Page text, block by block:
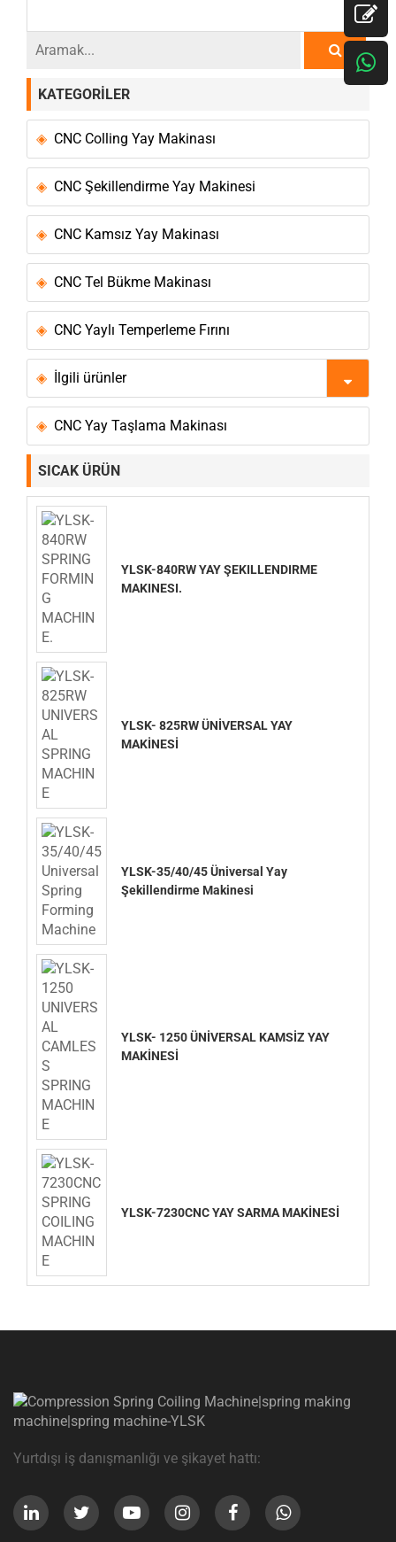
KATEGORILER
CNC Colling Yay Makinası
CNC Şekillendirme Yay Makinesi
CNC Kamsız Yay Makinası
CNC Tel Bükme Makinası
CNC Yaylı Temperleme Fırını
İlgili ürünler
CNC Yay Taşlama Makinası
SICAK ÜRÜN
YLSK-840RW YAY ŞEKILLENDIRME
MAKINESI.
YLSK- 825RW ÜNİVERSAL YAY
MAKİNESİ
YLSK-35/40/45 Üniversal Yay
Şekillendirme Makinesi
YLSK- 1250 ÜNİVERSAL KAMSİZ YAY
MAKİNESİ
YLSK-7230CNC YAY SARMA MAKİNESİ
Yurtdışı iş danışmanlığı ve şikayet hattı: